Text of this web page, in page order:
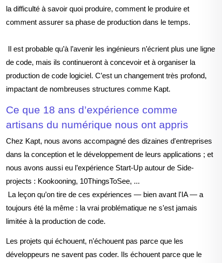
la difficulté à savoir quoi produire, comment le produire et
comment assurer sa phase de production dans le temps.
Il est probable qu’à l’avenir les ingénieurs n’écrient plus une ligne
de code, mais ils continueront à concevoir et à organiser la
production de code logiciel. C’est un changement très profond,
impactant de nombreuses structures comme Kapt.
Ce que 18 ans d’expérience comme
artisans du numérique nous ont appris
Chez Kapt, nous avons accompagné des dizaines d'entreprises
dans la conception et le développement de leurs applications ; et
nous avons aussi eu l’expérience Start-Up autour de Side-
projects : Kookooning, 10ThingsToSee, ...
La leçon qu’on tire de ces expériences — bien avant l'IA — a
toujours été la même : la vrai problématique ne s’est jamais
limitée à la production de code.
Les projets qui échouent, n'échouent pas parce que les
développeurs ne savent pas coder. Ils échouent parce que le